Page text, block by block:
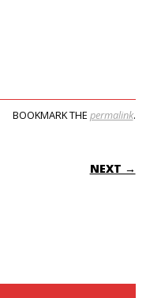
BOOKMARK THE permalink.
NEXT →